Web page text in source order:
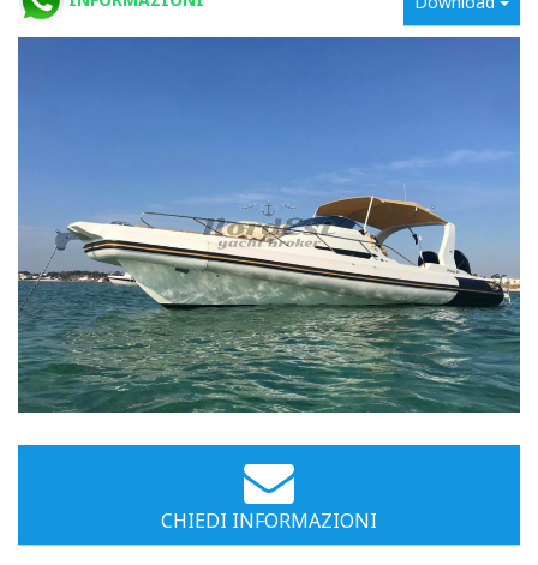
Immagini
CHIEDI INFORMAZIONI